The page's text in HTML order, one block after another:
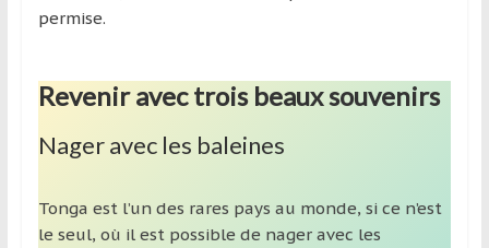
permise.
Revenir avec trois beaux souvenirs
Nager avec les baleines
Tonga est l’un des rares pays au monde, si ce n’est
le seul, où il est possible de nager avec les